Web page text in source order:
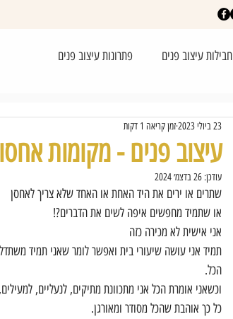
פתרונות עיצוב פנים חבילות עיצוב פנים
עיצוב פנים - מקומות
23 ביולי 2023 זמן קריאה 1 דקות
עודכן: 26 בדצמ׳ 2024
שתרים או ירים את היד האחת או האחד שלא צריך לאחסן
או שתמיד מחפשים איפה לשים את הדברים?!
אני אישית לא מכירה כזה
תמיד אני עושה שיעורי בית ואפשר לומר שאני תמיד
הכל.
וכשאני אומרת הכל אני מתכוונת מתיקים, לנעליים,
כל כך אוהבת שהכל מסודר ומאורגן.